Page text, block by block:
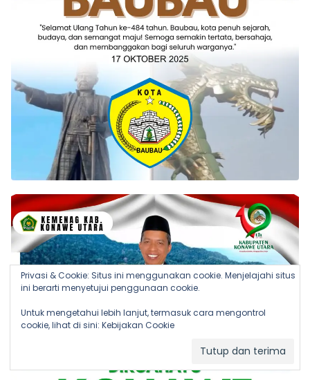
Privasi & Cookie: Situs ini menggunakan cookie. Menjelajahi situs
ini berarti menyetujui penggunaan cookie.
Untuk mengetahui lebih lanjut, termasuk cara mengontrol
cookie, lihat di sini: Kebijakan Cookie